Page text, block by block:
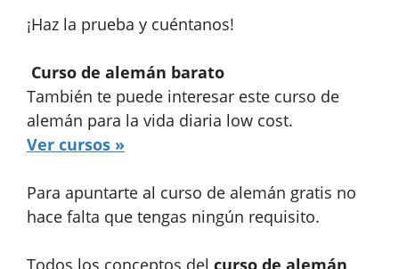
¡Haz la prueba y cuéntanos!
Curso de alemán barato
También te puede interesar este curso de
alemán para la vida diaria low cost.
Ver cursos »
Para apuntarte al curso de alemán gratis no
hace falta que tengas ningún requisito.
Todos los conceptos del curso de alemán